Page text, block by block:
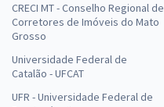
CRECI MT - Conselho Regional de
Corretores de Imóveis do Mato
Grosso
Universidade Federal de
Catalão - UFCAT
UFR - Universidade Federal de